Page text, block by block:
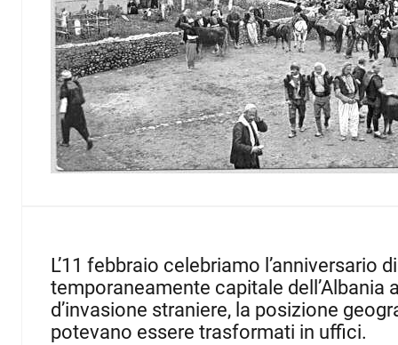
L’11 febbraio celebriamo l’anniversario
temporaneamente capitale
d’invasione straniere, la posizione
potevano essere trasformati in uffici.